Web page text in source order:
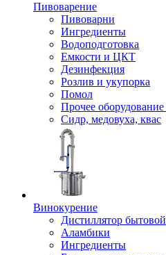
Пивоварение
Пивоварни
Ингредиенты
Водоподготовка
Емкости и ЦКТ
Дезинфекция
Розлив и укупорка
Помол
Прочее
Сидр, медовуха, квас
Винокурение
Дистиллятор бытовой
Аламбики
Ингредиенты